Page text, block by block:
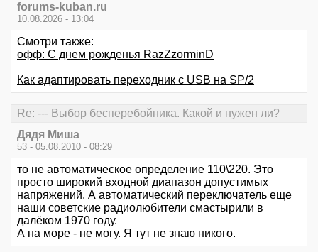
forums-kuban.ru
10.08.2026 - 13:04
Смотри также:
офф: С днем рожденья RazZzorminD
Как адаптировать переходник с USB на SP/2
Re: --- Выбор бесперебойника. Какой и нужен ли?
Дядя Миша
53 - 05.08.2010 - 08:29
то не автоматическое определение 110\220. Это
просто широкий входной диапазон допустимых
напряжений. А автоматический переключатель еще
наши советские радиолюбители смастырили в
далёком 1970 году.
А на море - не могу. Я тут не знаю никого.